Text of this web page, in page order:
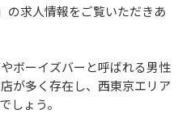
」の求人情報をご覧いただきあ
ボーイズバーと呼ばれる男性
が多く存在し、西東京エリア
しょう。